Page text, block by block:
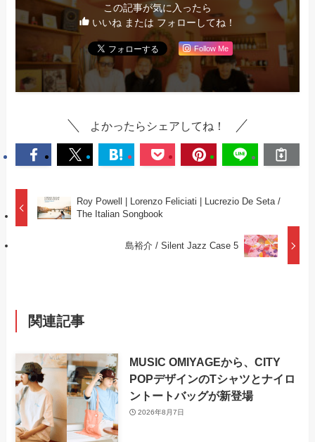
この記事が気に入ったら
いいね または フォローしてね！
Follow Me
よかったらシェアしてね！
Roy Powell | Lorenzo Feliciati | Lucrezio De Seta /
The Italian Songbook
島裕介 / Silent Jazz Case 5
関連記事
MUSIC OMIYAGEから、CITY
POPデザインのTシャツとナイロ
ントートバッグが新登場
2026年8月7日